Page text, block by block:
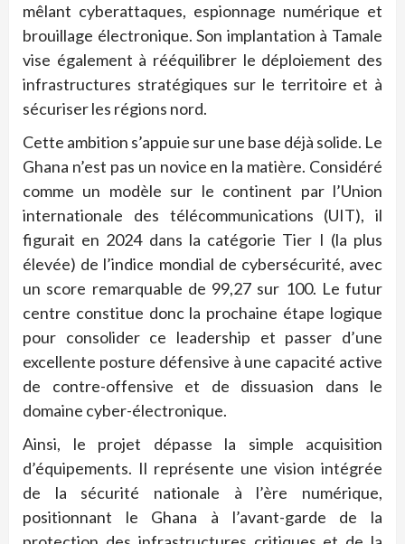
mêlant cyberattaques, espionnage numérique et
brouillage électronique. Son implantation à Tamale
vise également à rééquilibrer le déploiement des
infrastructures stratégiques sur le territoire et à
sécuriser les régions nord.
Cette ambition s’appuie sur une base déjà solide. Le
Ghana n’est pas un novice en la matière. Considéré
comme un modèle sur le continent par l’Union
internationale des télécommunications (UIT), il
figurait en 2024 dans la catégorie Tier I (la plus
élevée) de l’indice mondial de cybersécurité, avec
un score remarquable de 99,27 sur 100. Le futur
centre constitue donc la prochaine étape logique
pour consolider ce leadership et passer d’une
excellente posture défensive à une capacité active
de contre-offensive et de dissuasion dans le
domaine cyber-électronique.
Ainsi, le projet dépasse la simple acquisition
d’équipements. Il représente une vision intégrée
de la sécurité nationale à l’ère numérique,
positionnant le Ghana à l’avant-garde de la